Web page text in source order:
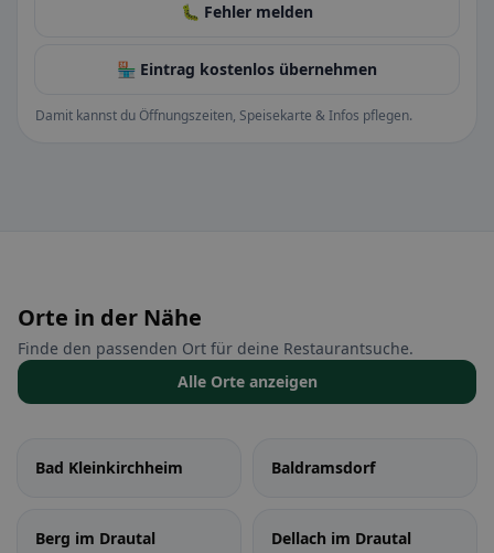
🐛 Fehler melden
🏪 Eintrag kostenlos übernehmen
Damit kannst du Öffnungszeiten, Speisekarte & Infos pflegen.
Orte in der Nähe
Finde den passenden Ort für deine Restaurantsuche.
Alle Orte anzeigen
Bad Kleinkirchheim Baldramsdorf
Berg im Drautal Dellach im Drautal